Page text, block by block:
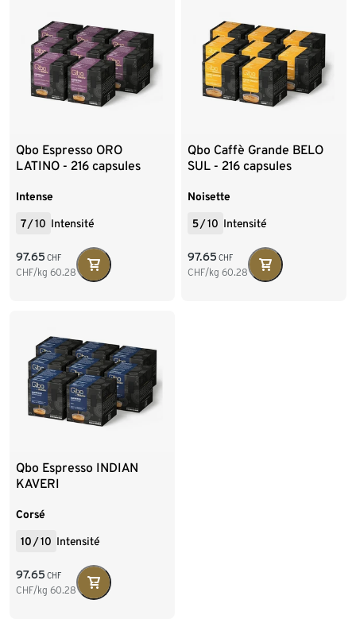
Qbo Espresso ORO
LATINO - 216 capsules
Intense
7/10 Intensité
97.65 CHF
CHF/kg 60.28
Qbo Caffè Grande BELO
SUL - 216 capsules
Noisette
5/10 Intensité
97.65 CHF
CHF/kg 60.28
Qbo Espresso INDIAN
KAVERI
Corsé
10/10 Intensité
97.65 CHF
CHF/kg 60.28